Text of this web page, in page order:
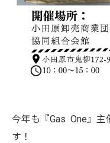
今年も『Gas One』主
す！